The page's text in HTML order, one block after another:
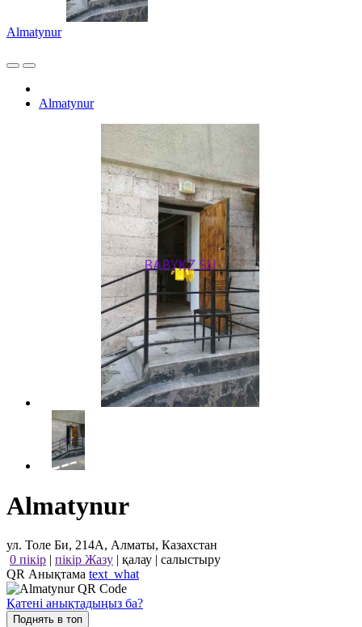
Almatynur
Almatynur
Almatynur
ул. Толе Би, 214А, Алматы, Казахстан
0 пікір | пікір Жазу | қалау | салыстыру
QR Анықтама text_what
Қатені анықтадыңыз ба?
Поднять в топ